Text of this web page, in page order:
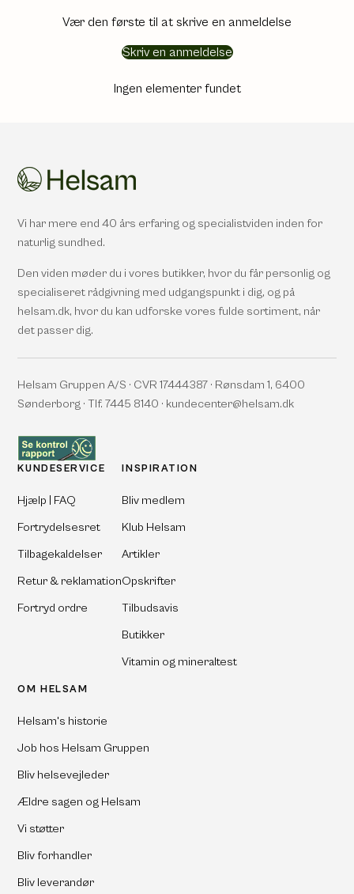
Vær den første til at skrive en anmeldelse
Skriv en anmeldelse
Ingen elementer fundet
Vi har mere end 40 års erfaring og specialistviden inden for
naturlig sundhed.
Den viden møder du i vores butikker, hvor du får personlig og
specialiseret rådgivning med udgangspunkt i dig, og på
helsam.dk, hvor du kan udforske vores fulde sortiment, når
det passer dig.
Helsam Gruppen A/S · CVR 17444387 · Rønsdam 1, 6400
Sønderborg · Tlf. 7445 8140 · kundecenter@helsam.dk
KUNDESERVICE
Hjælp | FAQ
Fortrydelsesret
Tilbagekaldelser
Retur & reklamation
Fortryd ordre
INSPIRATION
Bliv medlem
Klub Helsam
Artikler
Opskrifter
Tilbudsavis
Butikker
Vitamin og mineraltest
OM HELSAM
Helsam's historie
Job hos Helsam Gruppen
Bliv helsevejleder
Ældre sagen og Helsam
Vi støtter
Bliv forhandler
Bliv leverandør